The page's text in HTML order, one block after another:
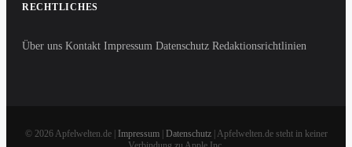
RECHTLICHES
Über uns Kontakt Impressum Datenschutz Redaktionsrichtlinien
© 2026 Apfelwelten.de | Impressum| Datenschutz| Apfelwelten.de steht in keiner